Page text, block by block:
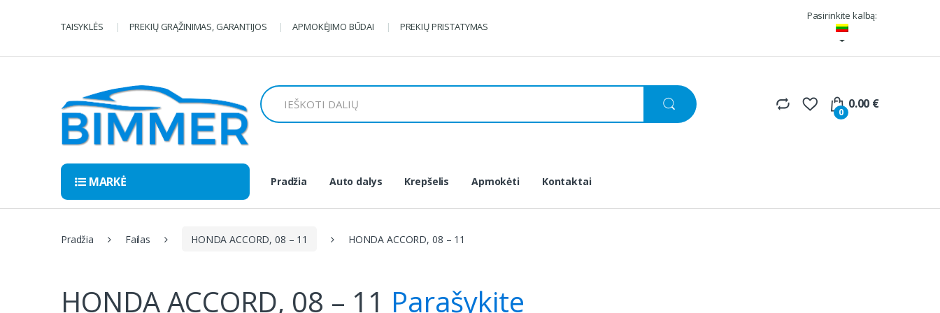
TAISYKLĖS PREKIŲ GRĄŽINIMAS, GARANTIJOS APMOKĖJIMO BŪDAI PREKIŲ PRISTATYMAS
Pasirinkite kalbą:
Ieškoti:
0
0.00 €
MARKĖ Pradžia Auto dalys Krepšelis Apmokėti Kontaktai
Pradžia Failas HONDA ACCORD, 08 – 11 HONDA ACCORD, 08 – 11
HONDA ACCORD, 08 – 11 Parašykite